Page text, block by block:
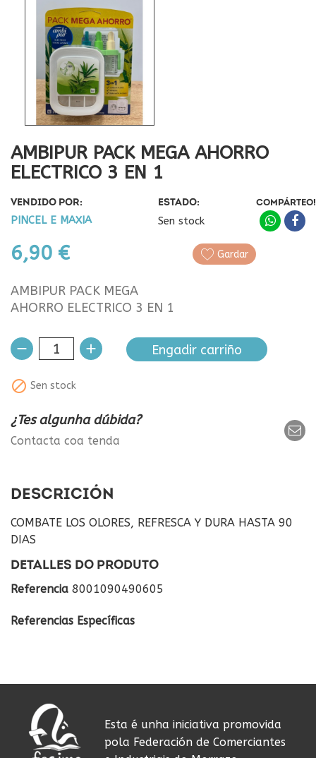
AMBIPUR PACK MEGA AHORRO
ELECTRICO 3 EN 1
VENDIDO POR:
PINCEL E MAXIA
ESTADO:
Sen stock
6,90 €
COMPÁRTEO!
Gardar
AMBIPUR PACK MEGA
AHORRO ELECTRICO 3 EN 1
Engadir carriño
 Sen stock
¿Tes algunha dúbida?
Contacta coa tenda
DESCRICIÓN
COMBATE LOS OLORES, REFRESCA Y DURA HASTA 90
DIAS
DETALLES DO PRODUTO
Referencia 8001090490605
Referencias Específicas
Esta é unha iniciativa promovida
pola Federación de Comerciantes